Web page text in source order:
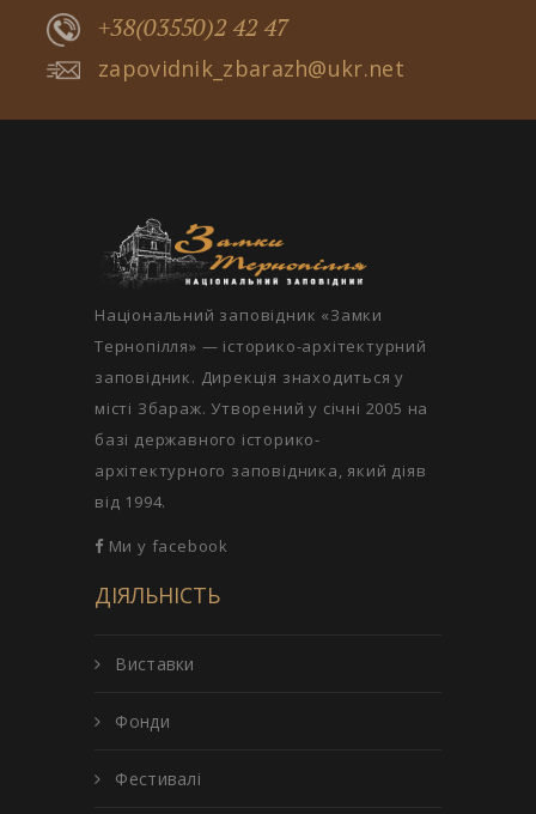
+38(03550)2 42 47
zapovidnik_zbarazh@ukr.net
Національний заповідник «Замки
Тернопілля» — історико-архітектурний
заповідник. Дирекція знаходиться у
місті Збараж. Утворений у січні 2005 на
базі державного історико-
архітектурного заповідника, який діяв
від 1994.
Ми у facebook
ДІЯЛЬНІСТЬ
Виставки
Фонди
Фестивалі